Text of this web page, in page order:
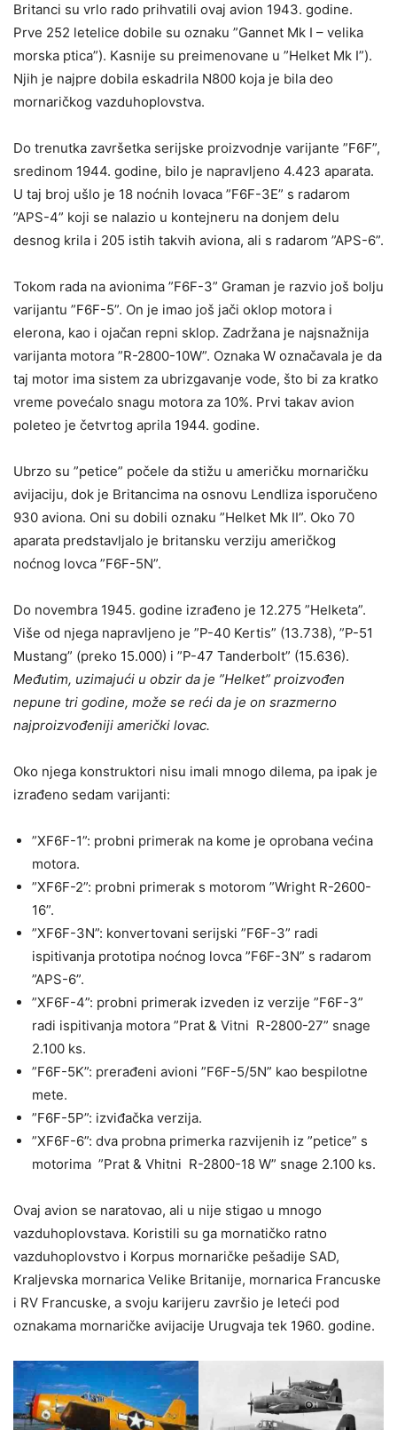
Britanci su vrlo rado prihvatili ovaj avion 1943. godine.
Prve 252 letelice dobile su oznaku ”Gannet Mk I – velika
morska ptica”). Kasnije su preimenovane u ”Helket Mk I”).
Njih je najpre dobila eskadrila N800 koja je bila deo
mornaričkog vazduhoplovstva.
Do trenutka završetka serijske proizvodnje varijante ”F6F”,
sredinom 1944. godine, bilo je napravljeno 4.423 aparata.
U taj broj ušlo je 18 noćnih lovaca ”F6F-3E” s radarom
”APS-4” koji se nalazio u kontejneru na donjem delu
desnog krila i 205 istih takvih aviona, ali s radarom ”APS-6”.
Tokom rada na avionima ”F6F-3” Graman je razvio još bolju
varijantu ”F6F-5”. On je imao još jači oklop motora i
elerona, kao i ojačan repni sklop. Zadržana je najsnažnija
varijanta motora ”R-2800-10W”. Oznaka W označavala je da
taj motor ima sistem za ubrizgavanje vode, što bi za kratko
vreme povećalo snagu motora za 10%. Prvi takav avion
poleteo je četvrtog aprila 1944. godine.
Ubrzo su ”petice” počele da stižu u američku mornaričku
avijaciju, dok je Britancima na osnovu Lendliza isporučeno
930 aviona. Oni su dobili oznaku ”Helket Mk II”. Oko 70
aparata predstavljalo je britansku verziju američkog
noćnog lovca ”F6F-5N”.
Do novembra 1945. godine izrađeno je 12.275 ”Helketa”.
Više od njega napravljeno je ”P-40 Kertis” (13.738), ”P-51
Mustang” (preko 15.000) i ”P-47 Tanderbolt” (15.636).
Međutim, uzimajući u obzir da je ”Helket” proizvođen
nepune tri godine, može se reći da je on srazmerno
najproizvođeniji američki lovac.
Oko njega konstruktori nisu imali mnogo dilema, pa ipak je
izrađeno sedam varijanti:
”XF6F-1”: probni primerak na kome je oprobana većina
motora.
”XF6F-2”: probni primerak s motorom ”Wright R-2600-
16”.
”XF6F-3N”: konvertovani serijski ”F6F-3” radi
ispitivanja prototipa noćnog lovca ”F6F-3N” s radarom
”APS-6”.
”XF6F-4”: probni primerak izveden iz verzije ”F6F-3”
radi ispitivanja motora ”Prat & Vitni R-2800-27” snage
2.100 ks.
”F6F-5K”: prerađeni avioni ”F6F-5/5N” kao bespilotne
mete.
”F6F-5P”: izviđačka verzija.
”XF6F-6”: dva probna primerka razvijenih iz ”petice” s
motorima ”Prat & Vhitni R-2800-18 W” snage 2.100 ks.
Ovaj avion se naratovao, ali u nije stigao u mnogo
vazduhoplovstava. Koristili su ga mornatičko ratno
vazduhoplovstvo i Korpus mornaričke pešadije SAD,
Kraljevska mornarica Velike Britanije, mornarica Francuske
i RV Francuske, a svoju karijeru završio je leteći pod
oznakama mornaričke avijacije Urugvaja tek 1960. godine.